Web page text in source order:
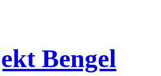
Bengel